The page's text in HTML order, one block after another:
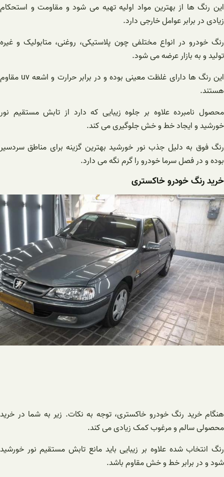
این رنگ ها از بهترین مواد اولیه تهیه می شود و مقاومت و استحکام
زیادی در برابر عوامل خارجی دارد.
رنگ خودرو در انواع مختلفی چون پلاستیکی، روغنی، متابولیک و غیره
تولید و به بازار عرضه می شود.
این رنگ ها دارای غلظت معینی بوده و در برابر حرارت و اشعه uv مقاوم
هستند.
محصول نامبرده علاوه بر جلوه زیبایی که دارد از تابش مستقیم نور
خورشید و ایجاد خط و خش جلوگیری می کند.
رنگ فوق به دلیل جذب نور خورشید بهترین گزینه برای مناطق سردسیر
بوده و در فصل سرما خودرو را گرم نگه می دارد.
خرید رنگ خودرو خاکستری
هنگام خرید رنگ خودرو خاکستری، توجه به نکات. زیر به شما در خرید
محصولی سالم و مرغوب کمک زیادی می کند.
رنگ انتخاب شده علاوه بر زیبایی باید مانع تابش مستقیم نور خورشید
شود و در برابر خط و خش مقاوم باشد.